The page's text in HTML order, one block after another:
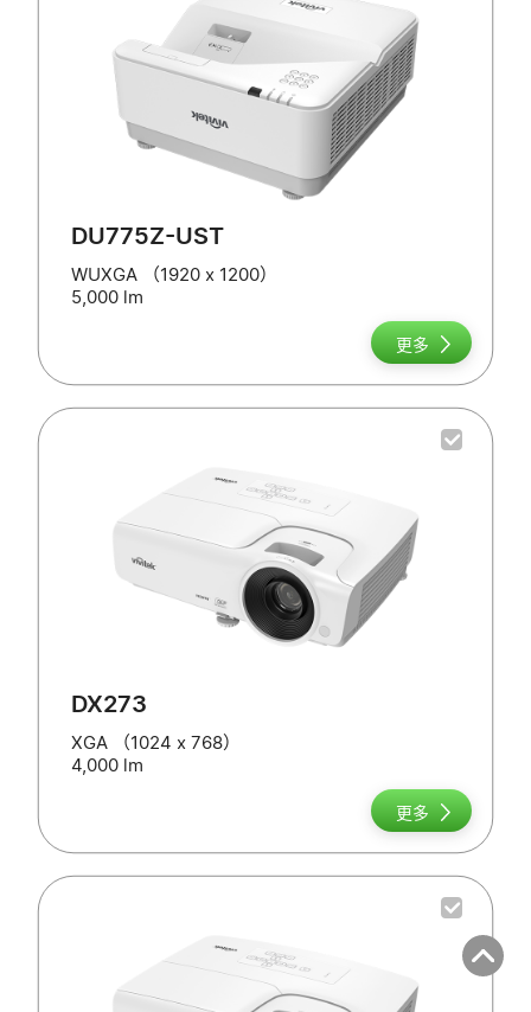
DU775Z-UST
WUXGA （1920 x 1200）
5,000 lm
更多
DX273
XGA （1024 x 768）
4,000 lm
更多